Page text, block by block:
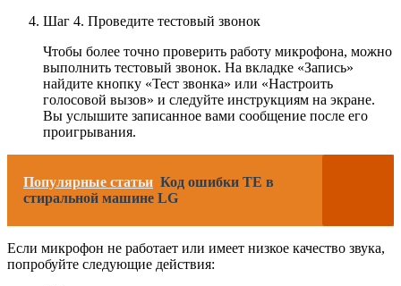
Шаг 4. Проведите тестовый звонок
Чтобы более точно проверить работу микрофона, можно
выполнить тестовый звонок. На вкладке «Запись»
найдите кнопку «Тест звонка» или «Настроить
голосовой вызов» и следуйте инструкциям на экране.
Вы услышите записанное вами сообщение после его
проигрывания.
Популярные статьи Код ошибки TE в
стиральной машине LG
Если микрофон не работает или имеет низкое качество звука,
попробуйте следующие действия: